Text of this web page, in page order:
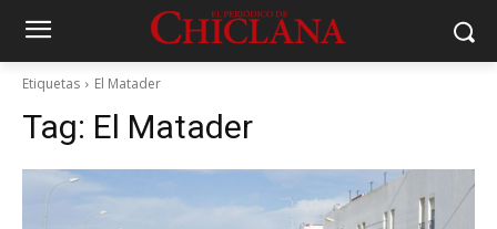
Etiquetas El Matader
Tag: El Matader